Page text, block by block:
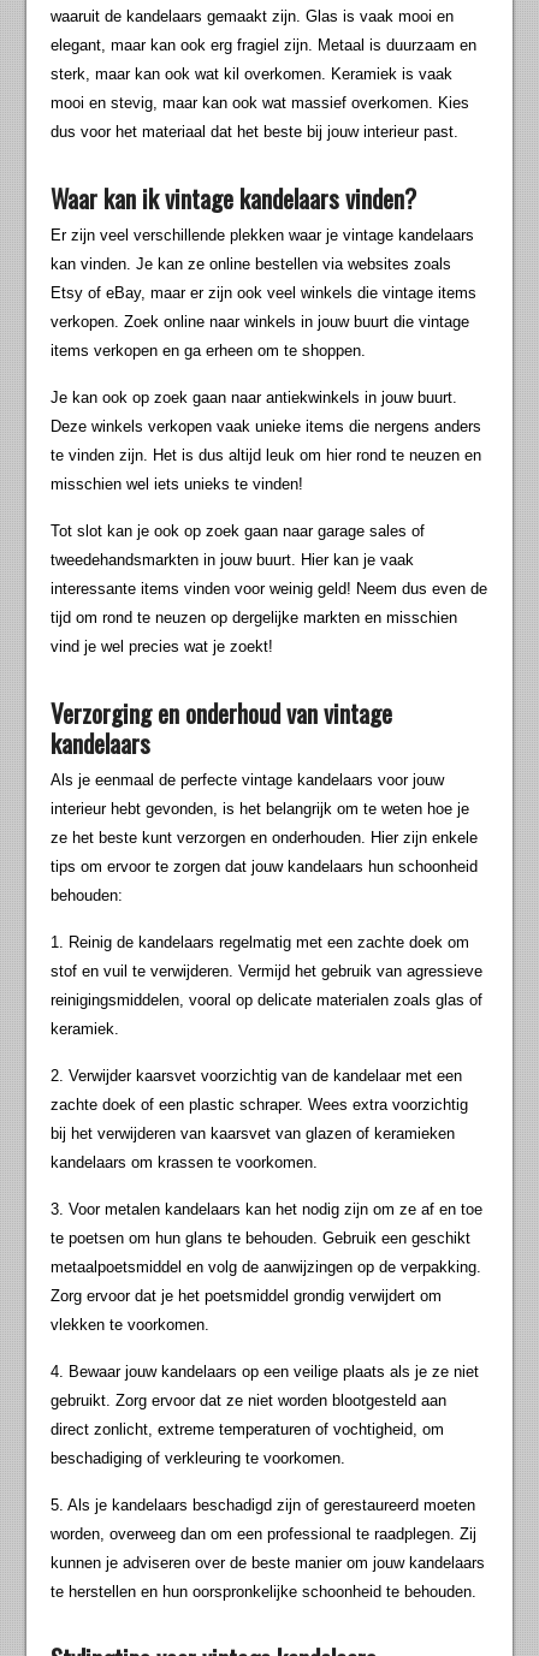
waaruit de kandelaars gemaakt zijn. Glas is vaak mooi en
elegant, maar kan ook erg fragiel zijn. Metaal is duurzaam en
sterk, maar kan ook wat kil overkomen. Keramiek is vaak
mooi en stevig, maar kan ook wat massief overkomen. Kies
dus voor het materiaal dat het beste bij jouw interieur past.
Waar kan ik vintage kandelaars vinden?
Er zijn veel verschillende plekken waar je vintage kandelaars
kan vinden. Je kan ze online bestellen via websites zoals
Etsy of eBay, maar er zijn ook veel winkels die vintage items
verkopen. Zoek online naar winkels in jouw buurt die vintage
items verkopen en ga erheen om te shoppen.
Je kan ook op zoek gaan naar antiekwinkels in jouw buurt.
Deze winkels verkopen vaak unieke items die nergens anders
te vinden zijn. Het is dus altijd leuk om hier rond te neuzen en
misschien wel iets unieks te vinden!
Tot slot kan je ook op zoek gaan naar garage sales of
tweedehandsmarkten in jouw buurt. Hier kan je vaak
interessante items vinden voor weinig geld! Neem dus even de
tijd om rond te neuzen op dergelijke markten en misschien
vind je wel precies wat je zoekt!
Verzorging en onderhoud van vintage
kandelaars
Als je eenmaal de perfecte vintage kandelaars voor jouw
interieur hebt gevonden, is het belangrijk om te weten hoe je
ze het beste kunt verzorgen en onderhouden. Hier zijn enkele
tips om ervoor te zorgen dat jouw kandelaars hun schoonheid
behouden:
1. Reinig de kandelaars regelmatig met een zachte doek om
stof en vuil te verwijderen. Vermijd het gebruik van agressieve
reinigingsmiddelen, vooral op delicate materialen zoals glas of
keramiek.
2. Verwijder kaarsvet voorzichtig van de kandelaar met een
zachte doek of een plastic schraper. Wees extra voorzichtig
bij het verwijderen van kaarsvet van glazen of keramieken
kandelaars om krassen te voorkomen.
3. Voor metalen kandelaars kan het nodig zijn om ze af en toe
te poetsen om hun glans te behouden. Gebruik een geschikt
metaalpoetsmiddel en volg de aanwijzingen op de verpakking.
Zorg ervoor dat je het poetsmiddel grondig verwijdert om
vlekken te voorkomen.
4. Bewaar jouw kandelaars op een veilige plaats als je ze niet
gebruikt. Zorg ervoor dat ze niet worden blootgesteld aan
direct zonlicht, extreme temperaturen of vochtigheid, om
beschadiging of verkleuring te voorkomen.
5. Als je kandelaars beschadigd zijn of gerestaureerd moeten
worden, overweeg dan om een professional te raadplegen. Zij
kunnen je adviseren over de beste manier om jouw kandelaars
te herstellen en hun oorspronkelijke schoonheid te behouden.